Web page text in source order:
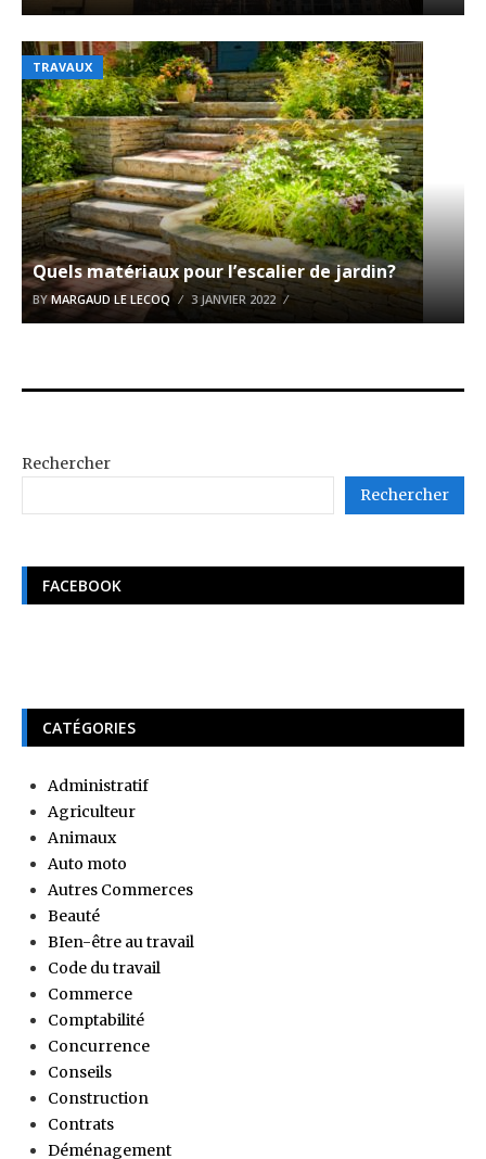
TRAVAUX
Quels matériaux pour l’escalier de jardin?
BYMARGAUD LE LECOQ 3 JANVIER 2022
Rechercher
Rechercher
FACEBOOK
CATÉGORIES
Administratif
Agriculteur
Animaux
Auto moto
Autres Commerces
Beauté
BIen-être au travail
Code du travail
Commerce
Comptabilité
Concurrence
Conseils
Construction
Contrats
Déménagement